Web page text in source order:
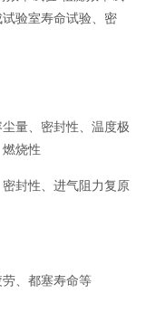
验室寿命试验、密
量、密封性、温度极
烧性
封性、进气阻力复原
、都塞寿命等